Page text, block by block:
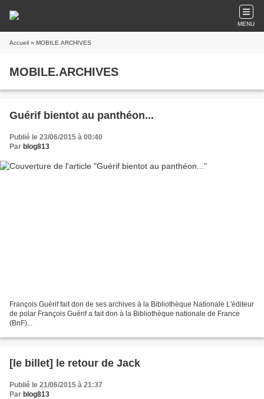
MENU
Accueil » MOBILE.ARCHIVES
MOBILE.ARCHIVES
Guérif bientot au panthéon...
Publié le 23/06/2015 à 00:40
Par blog813
François Guérif fait don de ses archives à la Bibliothèque Nationale L'éditeur
de polar François Guérif a fait don à la Bibliothèque nationale de France
(BnF)...
[le billet] le retour de Jack
Publié le 21/06/2015 à 21:37
Par blog813